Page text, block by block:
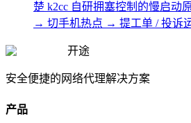
楚 k2cc 自研拥塞控制的慢启动
→ 切手机热点 → 提工单 / 投诉
开途
安全便捷的网络代理解决方案
产品